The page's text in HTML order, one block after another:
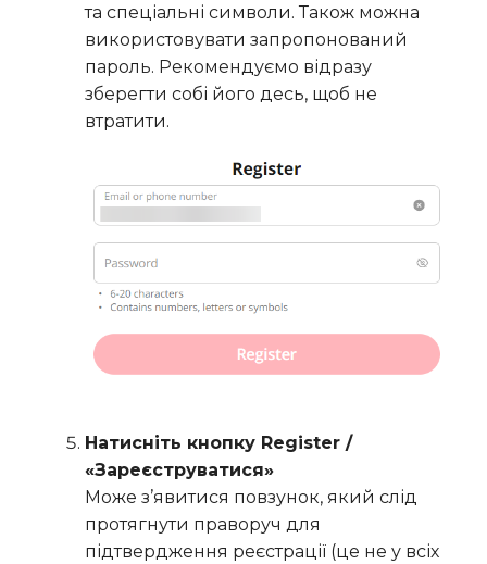
та спеціальні символи. Також можна
використовувати запропонований
пароль. Рекомендуємо відразу
зберегти собі його десь, щоб не
втратити.
Натисніть кнопку Register /
«Зареєструватися»
Може з’явитися повзунок, який слід
протягнути праворуч для
підтвердження реєстрації (це не у всіх